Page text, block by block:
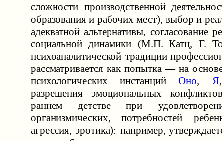
сложности производственной
образования и рабочих мест), выбор и
адекватной альтернативы, согласование
социальной динамики (М.П. Катц, Г.
психоаналитической традиции
рассматривается как попытка — на
психологических инстанцийОно, Я
разрешения эмоциональных
раннем детстве при
организмических, потребностей
агрессия, эротика): например,